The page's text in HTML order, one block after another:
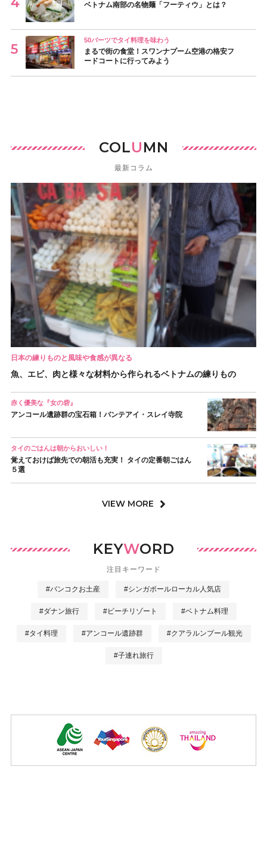
ベトナム南部の名物麺「フーティウ」とは？
50バーツでタイ料理を味わう
まるで街の食堂！スワンナプーム空港の格安フ
ードコートに行ってみよう
COLUMN
最新コラム
日本の練りものと風味や食感が異なる
魚、エビ、肉と様々な材料から作られるベトナムの練りもの
赤く優美な『女の砦』
アンコール遺跡群の宝石箱！バンテアイ・スレイ寺院
タイのごはんは朝からおいしい！
覚えておけば旅先での朝活も充実！ タイの定番朝ごはん
５選
VIEW MORE
KEYWORD
注目キーワード
#バンコクお土産 #シンガポールローカル人気店
#ダナン旅行 #ビーチリゾート #ベトナム料理
#タイ料理 #アンコール遺跡群 #クアラルンプール観光
#子連れ旅行